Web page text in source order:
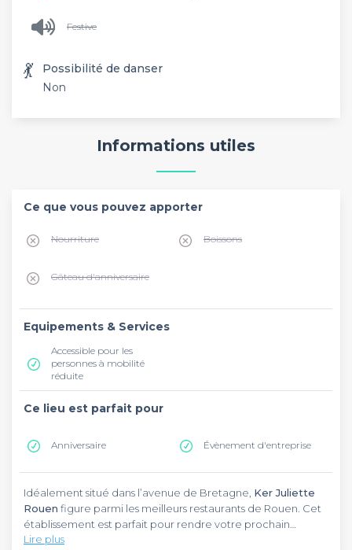
Festive
💃
Possibilité de danser
Non
Informations utiles
Ce que vous pouvez apporter
Nourriture Boissons
Gâteau d'anniversaire
Equipements & Services
Accessible pour les
personnes à mobilité
réduite
Ce lieu est parfait pour
Anniversaire Évènement d'entreprise
Idéalement situé dans l’avenue de Bretagne, Ker Juliette
Rouen figure parmi les meilleurs restaurants de Rouen. Cet
établissement est parfait pour rendre votre prochain
évènement inoubliable. En effet, il dispose de tous les
Lire plus